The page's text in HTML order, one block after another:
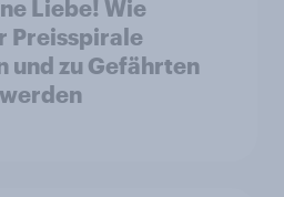
Liebe! Wie
Preisspirale
und zu Gefährten